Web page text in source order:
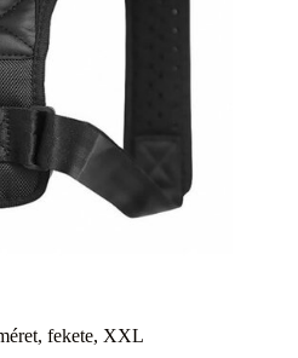
fekete, XXL